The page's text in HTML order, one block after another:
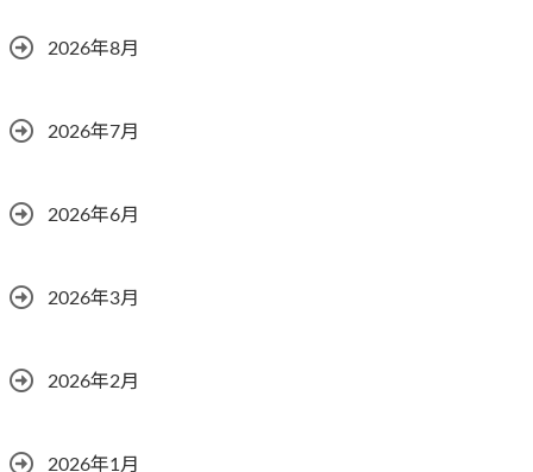
2026年8月
2026年7月
2026年6月
2026年3月
2026年2月
2026年1月